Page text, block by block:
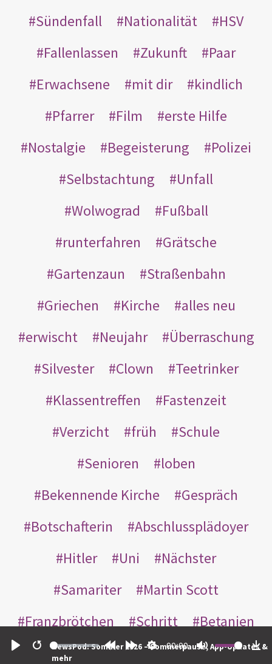
Restart
00:00
NewsPod: Sommer 2026 – Sommerpause, App-Updates &
mehr
Sündenfall
Nationalität
HSV
Fallenlassen
Zukunft
Paar
Erwachsene
mit dir
kindlich
Pfarrer
Film
erste Hilfe
Nostalgie
Begeisterung
Polizei
Selbstachtung
Unfall
Wolwograd
Fußball
runterfahren
Grätsche
Gartenzaun
Straßenbahn
Griechen
Kirche
alles neu
erwischt
Neujahr
Überraschung
Silvester
Clown
Teetrinker
Klassentreffen
Fastenzeit
Verzicht
früh
Schule
Senioren
loben
Bekennende Kirche
Gespräch
Botschafterin
Abschlussplädoyer
Hitler
Uni
Nächster
Samariter
Martin Scott
Franzbrötchen
Schritt
Betanien
sorry
geboren unfruchtbar